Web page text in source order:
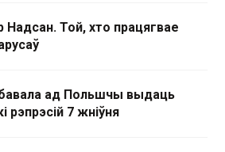
Той, хто працягвае
ад Польшчы выдаць
рэпрэсій 7 жніўня